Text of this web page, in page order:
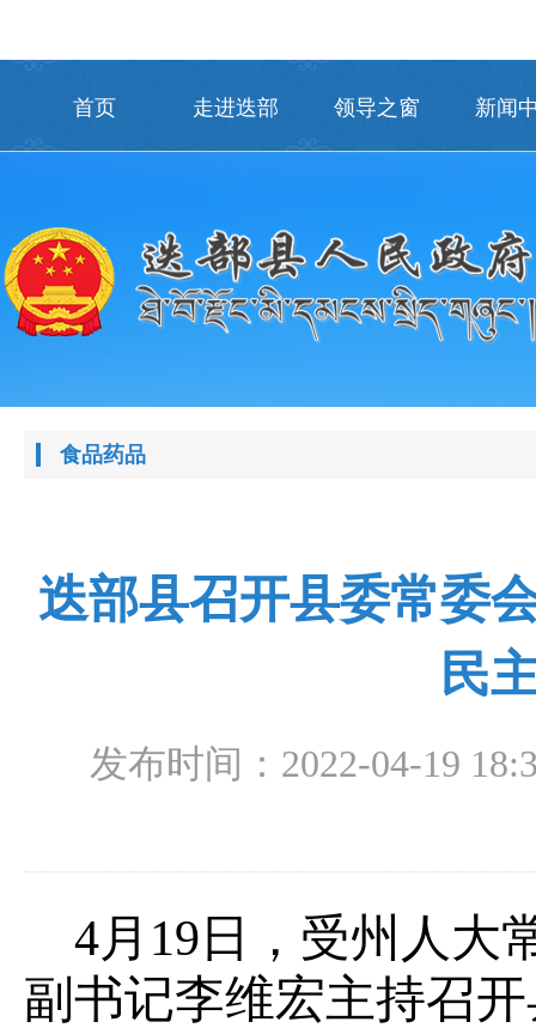
首页 走进迭部 领导之窗 新闻
食品药品
迭部县召开县委常委
民
发布时间：2022-04-19
4月19日，受州人大
副书记李维宏主持召